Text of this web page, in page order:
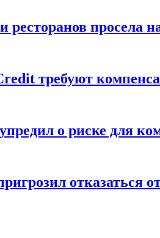
ресторанов просела
требуют
о риске для
отказаться